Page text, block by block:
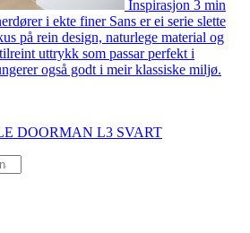
Inspirasjon 3 min
i ekte finer Sans er ei serie slette
på rein design, naturlege material og
uttrykk som passar perfekt i
også godt i meir klassiske miljø.
DOORMAN L3 SVART